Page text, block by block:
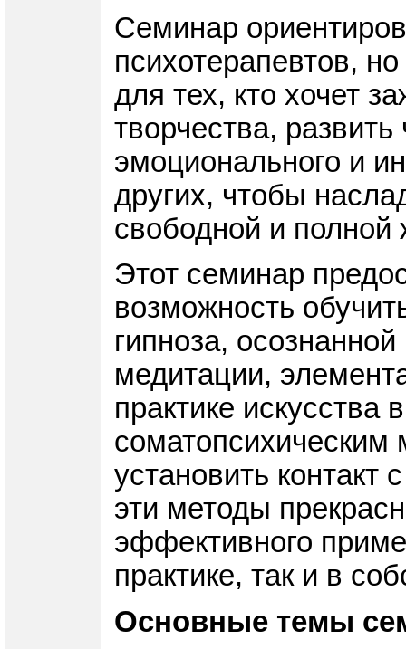
Семинар
психотерапевтов,
для тех, кто хочет
творчества,
эмоционального и
других, чтобы
свободной и полной
Этот семинар
возможность
гипноза,
медитации,
практике искусства
установить
эти методы
эффективного
практике, так и в
Основные темы